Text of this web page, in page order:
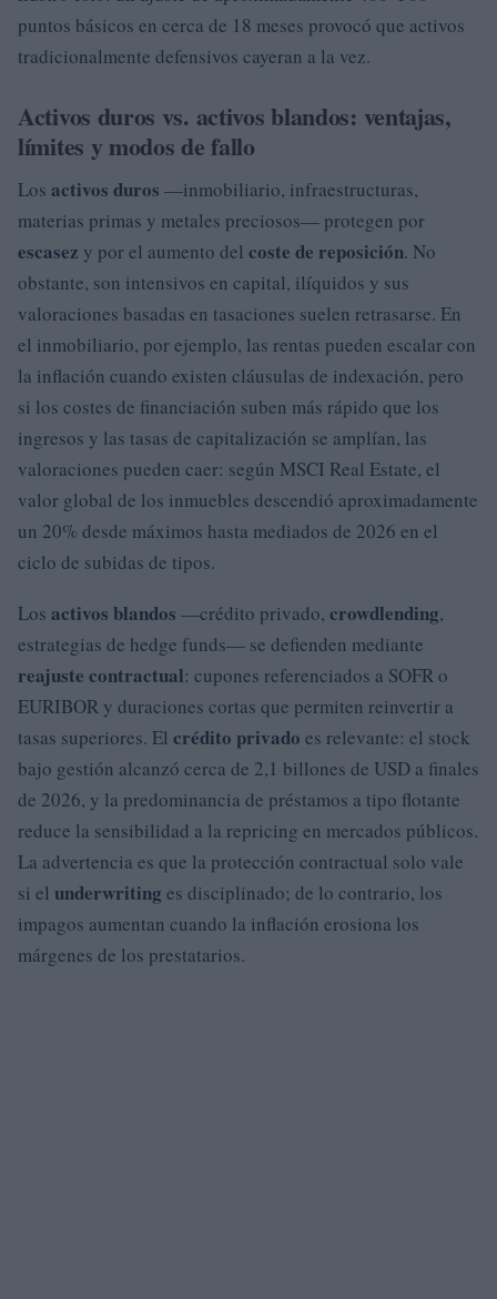
puntos básicos en cerca de 18 meses provocó que activos
tradicionalmente defensivos cayeran a la vez.
Activos duros vs. activos blandos: ventajas,
límites y modos de fallo
Los activos duros —inmobiliario, infraestructuras,
materias primas y metales preciosos— protegen por
escasez y por el aumento del coste de reposición. No
obstante, son intensivos en capital, ilíquidos y sus
valoraciones basadas en tasaciones suelen retrasarse. En
el inmobiliario, por ejemplo, las rentas pueden escalar con
la inflación cuando existen cláusulas de indexación, pero
si los costes de financiación suben más rápido que los
ingresos y las tasas de capitalización se amplían, las
valoraciones pueden caer: según MSCI Real Estate, el
valor global de los inmuebles descendió aproximadamente
un 20% desde máximos hasta mediados de 2026 en el
ciclo de subidas de tipos.
Los activos blandos —crédito privado, crowdlending,
estrategias de hedge funds— se defienden mediante
reajuste contractual: cupones referenciados a SOFR o
EURIBOR y duraciones cortas que permiten reinvertir a
tasas superiores. El crédito privado es relevante: el stock
bajo gestión alcanzó cerca de 2,1 billones de USD a finales
de 2026, y la predominancia de préstamos a tipo flotante
reduce la sensibilidad a la repricing en mercados públicos.
La advertencia es que la protección contractual solo vale
si el underwriting es disciplinado; de lo contrario, los
impagos aumentan cuando la inflación erosiona los
márgenes de los prestatarios.